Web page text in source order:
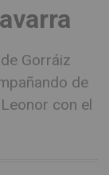
Gorráiz
de
con el